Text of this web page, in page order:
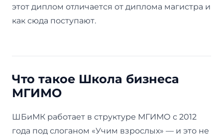
этот диплом отличается от диплома магистра и
как сюда поступают.
Что такое Школа бизнеса
МГИМО
ШБиМК работает в структуре МГИМО с 2012
года под слоганом «Учим взрослых» — и это не